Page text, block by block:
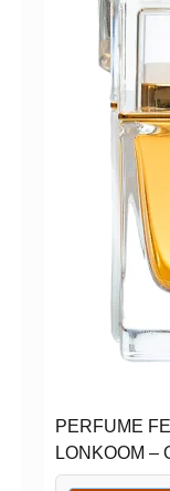
PERFUME
LONKOOM –